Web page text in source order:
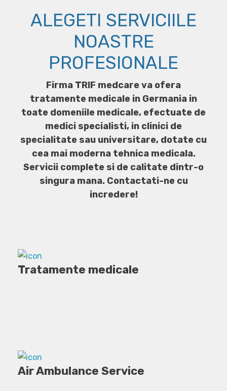
ALEGETI SERVICIILE
NOASTRE
PROFESIONALE
Firma TRIF medcare va ofera
tratamente medicale in Germania in
toate domeniile medicale, efectuate de
medici specialisti, in clinici de
specialitate sau universitare, dotate cu
cea mai moderna tehnica medicala.
Servicii complete si de calitate dintr-o
singura mana. Contactati-ne cu
incredere!
Tratamente medicale
Air Ambulance Service